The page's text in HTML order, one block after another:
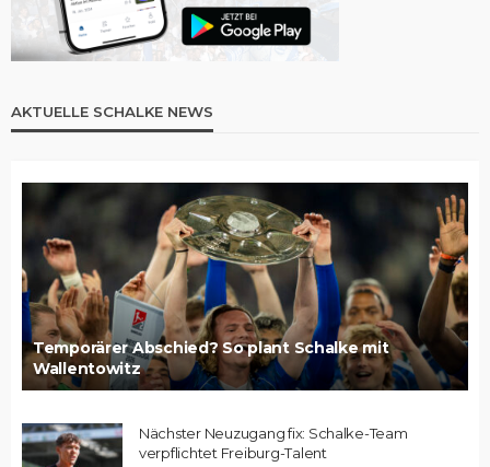
AKTUELLE SCHALKE NEWS
Temporärer Abschied? So plant Schalke mit
Wallentowitz
Nächster Neuzugang fix: Schalke-Team
verpflichtet Freiburg-Talent